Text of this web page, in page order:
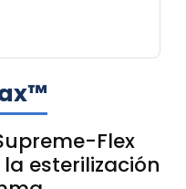
Flex
esterilización